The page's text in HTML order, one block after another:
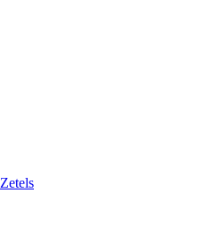
Zetels